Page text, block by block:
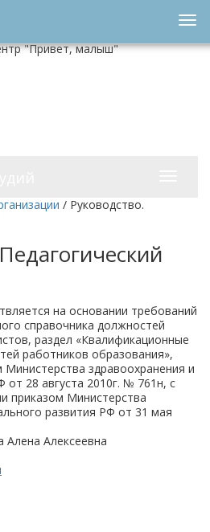
Изображения:
A A AЦветовая схема:
"Привет, малыш"
/ Руководство.
на основании требований
справочника должностей
раздел «Квалификационные
работников образования»,
здравоохранения и
от 28 августа 2010г. № 761н, с
приказом Министерства
развития РФ от 31 мая
Алена Алексеевна